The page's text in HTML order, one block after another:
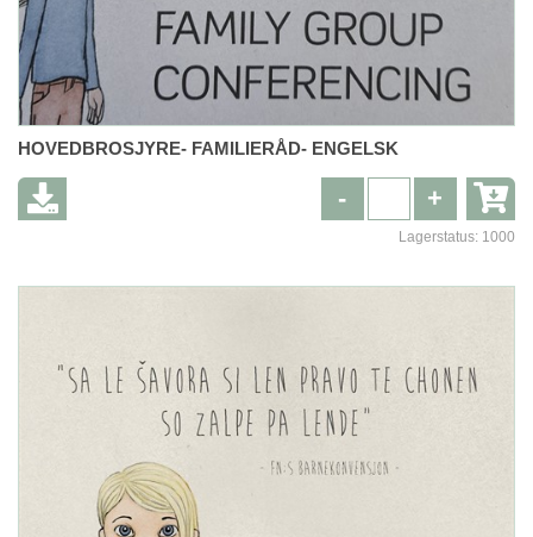
HOVEDBROSJYRE- FAMILIERÅD- ENGELSK
+
-
Lagerstatus: 1000